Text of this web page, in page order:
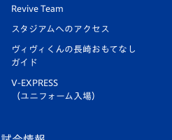
Revive Team
スタジアムへのアクセス
ヴィヴィくんの長崎おもてなし
ガイド
V-EXPRESS
（ユニフォーム入場）